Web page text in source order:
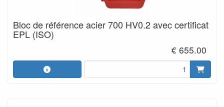
Bloc de référence acier 700 HV0.2 avec certificat
EPL (ISO)
€ 655.00